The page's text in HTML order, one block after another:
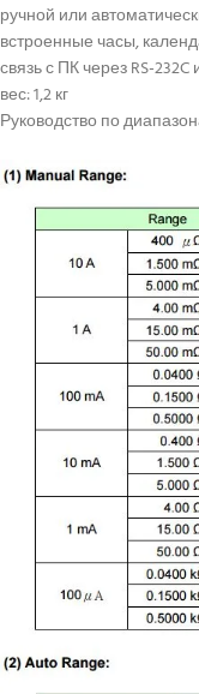
ручной или
встроенные часы,
связь с ПК через RS-
вес: 1,2 кг
Руководство по